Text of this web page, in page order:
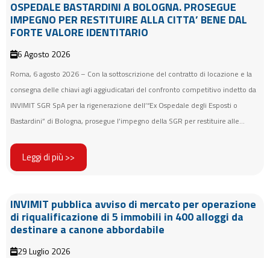
OSPEDALE BASTARDINI A BOLOGNA. PROSEGUE
IMPEGNO PER RESTITUIRE ALLA CITTA’ BENE DAL
FORTE VALORE IDENTITARIO
6 Agosto 2026
Roma, 6 agosto 2026 – Con la sottoscrizione del contratto di locazione e la
consegna delle chiavi agli aggiudicatari del confronto competitivo indetto da
INVIMIT SGR SpA per la rigenerazione dell’“Ex Ospedale degli Esposti o
Bastardini” di Bologna, prosegue l’impegno della SGR per restituire alle...
Leggi di più >>
INVIMIT pubblica avviso di mercato per operazione
di riqualificazione di 5 immobili in 400 alloggi da
destinare a canone abbordabile
29 Luglio 2026